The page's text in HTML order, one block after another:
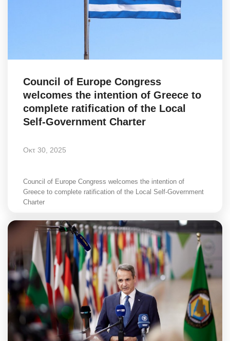
Council of Europe Congress
welcomes the intention of Greece to
complete ratification of the Local
Self-Government Charter
Οκτ 30, 2025
Council of Europe Congress welcomes the intention of
Greece to complete ratification of the Local Self-Government
Charter